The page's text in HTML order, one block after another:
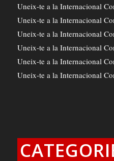
Uneix-te a la Internacional
Uneix-te a la Internacional
Uneix-te a la Internacional
Uneix-te a la Internacional
Uneix-te a la Internacional
Uneix-te a la Internacional